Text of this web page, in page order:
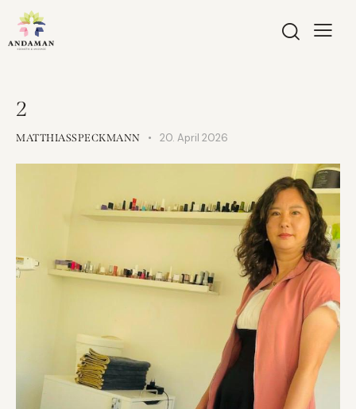
2
MATTHIASSPECKMANN 20. April 2026